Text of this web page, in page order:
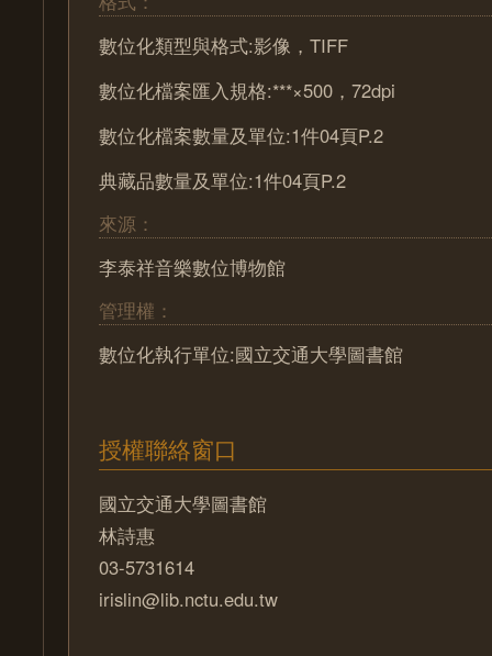
數位化類型與格式:影像，TIFF
數位化檔案匯入規格:***×500，72dpi
數位化檔案數量及單位:1件04頁P.2
典藏品數量及單位:1件04頁P.2
來源：
李泰祥音樂數位博物館
管理權：
數位化執行單位:國立交通大學圖書館
授權聯絡窗口
國立交通大學圖書館
林詩惠
03-5731614
irislin@lib.nctu.edu.tw